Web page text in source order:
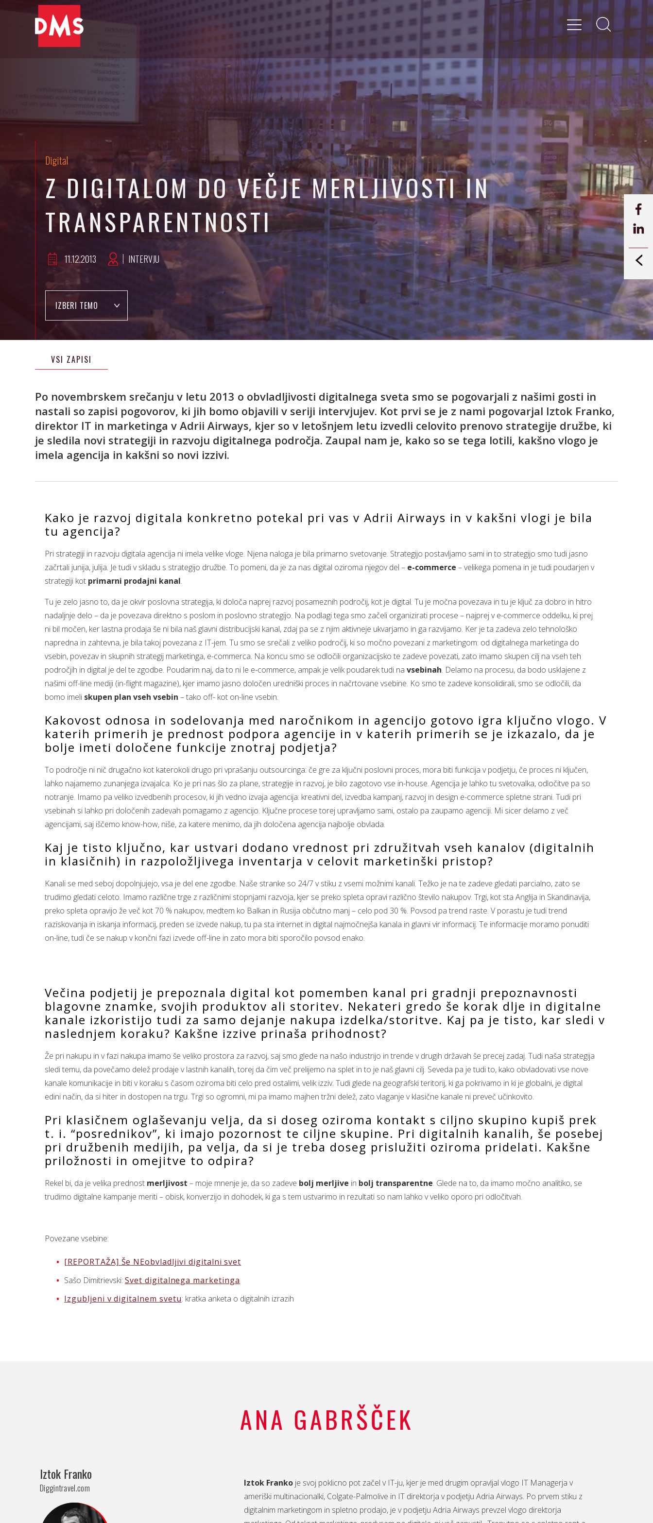
Digital
Z DIGITALOM DO VEČJE MERLJIVOSTI IN
TRANSPARENTNOSTI
11.12.2013 INTERVJU
IZBERI TEMO
VSI ZAPISI
Po novembrskem srečanju v letu 2013 o obvladljivosti digitalnega sveta smo se pogovarjali z našimi gosti in
nastali so zapisi pogovorov, ki jih bomo objavili v seriji intervjujev. Kot prvi se je z nami pogovarjal Iztok Franko,
direktor IT in marketinga v Adrii Airways, kjer so v letošnjem letu izvedli celovito prenovo strategije družbe, ki
je sledila novi strategiji in razvoju digitalnega področja. Zaupal nam je, kako so se tega lotili, kakšno vlogo je
imela agencija in kakšni so novi izzivi.
Kako je razvoj digitala konkretno potekal pri vas v Adrii Airways in v kakšni vlogi je bila
tu agencija?
Pri strategiji in razvoju digitala agencija ni imela velike vloge. Njena naloga je bila primarno svetovanje. Strategijo postavljamo sami in to strategijo smo tudi jasno
začrtali junija, julija. Je tudi v skladu s strategijo družbe. To pomeni, da je za nas digital oziroma njegov del – e-commerce – velikega pomena in je tudi poudarjen v
strategiji kot primarni prodajni kanal.
Tu je zelo jasno to, da je okvir poslovna strategija, ki določa naprej razvoj posameznih področij, kot je digital. Tu je močna povezava in tu je ključ za dobro in hitro
nadaljnje delo – da je povezava direktno s poslom in poslovno strategijo. Na podlagi tega smo začeli organizirati procese – najprej v e-commerce oddelku, ki prej
ni bil močen, ker lastna prodaja še ni bila naš glavni distribucijski kanal, zdaj pa se z njim aktivneje ukvarjamo in ga razvijamo. Ker je ta zadeva zelo tehnološko
napredna in zahtevna, je bila takoj povezana z IT-jem. Tu smo se srečali z veliko področij, ki so močno povezani z marketingom: od digitalnega marketinga do
vsebin, povezav in skupnih strategij marketinga, e-commerca. Na koncu smo se odločili organizacijsko te zadeve povezati, zato imamo skupen cilj na vseh teh
področjih in digital je del te zgodbe. Poudarim naj, da to ni le e-commerce, ampak je velik poudarek tudi na vsebinah. Delamo na procesu, da bodo usklajene z
našimi off-line mediji (in-flight magazine), kjer imamo jasno določen uredniški proces in načrtovane vsebine. Ko smo te zadeve konsolidirali, smo se odločili, da
bomo imeli skupen plan vseh vsebin – tako off- kot on-line vsebin.
Kakovost odnosa in sodelovanja med naročnikom in agencijo gotovo igra ključno vlogo. V
katerih primerih je prednost podpora agencije in v katerih primerih se je izkazalo, da je
bolje imeti določene funkcije znotraj podjetja?
To področje ni nič drugačno kot katerokoli drugo pri vprašanju outsourcinga: če gre za ključni poslovni proces, mora biti funkcija v podjetju, če proces ni ključen,
lahko najamemo zunanjega izvajalca. Ko je pri nas šlo za plane, strategije in razvoj, je bilo zagotovo vse in-house. Agencija je lahko tu svetovalka, odločitve pa so
notranje. Imamo pa veliko izvedbenih procesov, ki jih vedno izvaja agencija: kreativni del, izvedba kampanj, razvoj in design e-commerce spletne strani. Tudi pri
vsebinah si lahko pri določenih zadevah pomagamo z agencijo. Ključne procese torej upravljamo sami, ostalo pa zaupamo agenciji. Mi sicer delamo z več
agencijami, saj iščemo know-how, niše, za katere menimo, da jih določena agencija najbolje obvlada.
Kaj je tisto ključno, kar ustvari dodano vrednost pri združitvah vseh kanalov (digitalnih
in klasičnih) in razpoložljivega inventarja v celovit marketinški pristop?
Kanali se med seboj dopolnjujejo, vsa je del ene zgodbe. Naše stranke so 24/7 v stiku z vsemi možnimi kanali. Težko je na te zadeve gledati parcialno, zato se
trudimo gledati celoto. Imamo različne trge z različnimi stopnjami razvoja, kjer se preko spleta opravi različno število nakupov. Trgi, kot sta Anglija in Skandinavija,
preko spleta opravijo že več kot 70 % nakupov, medtem ko Balkan in Rusija občutno manj – celo pod 30 %. Povsod pa trend raste. V porastu je tudi trend
raziskovanja in iskanja informacij, preden se izvede nakup, tu pa sta internet in digital najmočnejša kanala in glavni vir informacij. Te informacije moramo ponuditi
on-line, tudi če se nakup v končni fazi izvede off-line in zato mora biti sporočilo povsod enako.
Večina podjetij je prepoznala digital kot pomemben kanal pri gradnji prepoznavnosti
blagovne znamke, svojih produktov ali storitev. Nekateri gredo še korak dlje in digitalne
kanale izkoristijo tudi za samo dejanje nakupa izdelka/storitve. Kaj pa je tisto, kar sledi v
naslednjem koraku? Kakšne izzive prinaša prihodnost?
Že pri nakupu in v fazi nakupa imamo še veliko prostora za razvoj, saj smo glede na našo industrijo in trende v drugih državah še precej zadaj. Tudi naša strategija
sledi temu, da povečamo delež prodaje v lastnih kanalih, torej da čim več prelijemo na splet in to je naš glavni cilj. Seveda pa je tudi to, kako obvladovati vse nove
kanale komunikacije in biti v koraku s časom oziroma biti celo pred ostalimi, velik izziv. Tudi glede na geografski teritorij, ki ga pokrivamo in ki je globalni, je digital
edini način, da si hiter in dostopen na trgu. Trgi so ogromni, mi pa imamo majhen tržni delež, zato vlaganje v klasične kanale ni preveč učinkovito.
Pri klasičnem oglaševanju velja, da si doseg oziroma kontakt s ciljno skupino kupiš prek
t. i. “posrednikov”, ki imajo pozornost te ciljne skupine. Pri digitalnih kanalih, še posebej
pri družbenih medijih, pa velja, da si je treba doseg prislužiti oziroma pridelati. Kakšne
priložnosti in omejitve to odpira?
Rekel bi, da je velika prednost merljivost – moje mnenje je, da so zadeve bolj merljive in bolj transparentne. Glede na to, da imamo močno analitiko, se
trudimo digitalne kampanje meriti – obisk, konverzijo in dohodek, ki ga s tem ustvarimo in rezultati so nam lahko v veliko oporo pri odločitvah.
Povezane vsebine:
[REPORTAŽA] Še NEobvladljivi digitalni svet
Sašo Dimitrievski: Svet digitalnega marketinga
Izgubljeni v digitalnem svetu: kratka anketa o digitalnih izrazih
ANA GABRŠČEK
Iztok Franko
Diggintravel.com Iztok Frankoje svoj poklicno pot začel v IT-ju, kjer je med drugim opravljal vlogo IT Managerja v
ameriški multinacionalki, Colgate-Palmolive in IT direktorja v podjetju Adria Airways. Po prvem stiku z
digitalnim marketingom in spletno prodajo, je v podjetju Adria Airways prevzel vlogo direktorja